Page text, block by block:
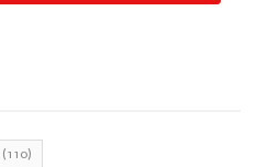
(110)